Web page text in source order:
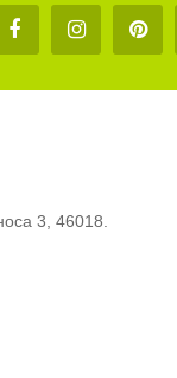
3, 46018.